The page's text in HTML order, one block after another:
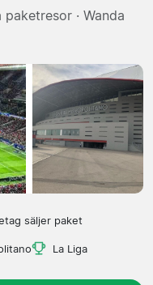
· Wanda
säljer paket
La Liga